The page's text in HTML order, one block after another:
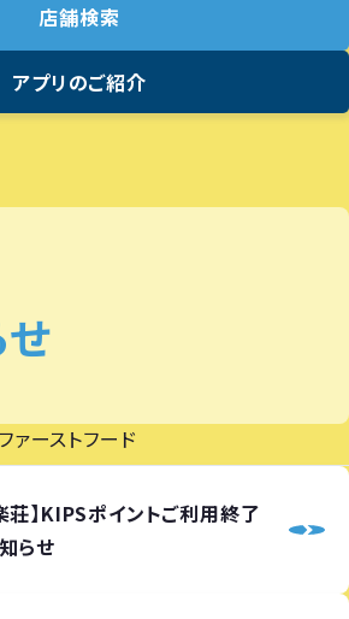
店舗検索
アプリのご紹介
ァーストフード
荘】KIPSポイントご利用終了
らせ